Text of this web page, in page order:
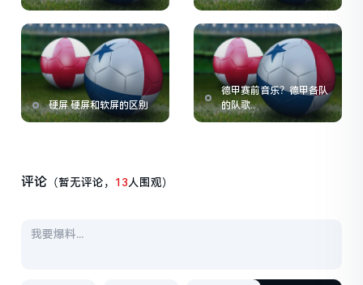
硬屏 硬屏和软屏的区别
德甲赛前音乐？德甲各队
的队歌..
评论 （暂无评论， 13人围观）